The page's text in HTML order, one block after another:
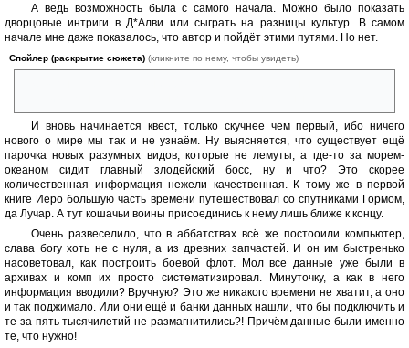
А ведь возможность была с самого начала. Можно было показать
дворцовые интриги в Д*Алви или сыграть на разницы культур. В самом
начале мне даже показалось, что автор и пойдёт этими путями. Но нет.
Спойлер (раскрытие сюжета) (кликните по нему, чтобы увидеть)
И вновь начинается квест, только скучнее чем первый, ибо ничего
нового о мире мы так и не узнаём. Ну выясняется, что существует ещё
парочка новых разумных видов, которые не лемуты, а где-то за морем-
океаном сидит главный злодейский босс, ну и что? Это скорее
количественная информация нежели качественная. К тому же в первой
книге Иеро большую часть времени путешествовал со спутниками Гормом,
да Лучар. А тут кошачьи воины присоединись к нему лишь ближе к концу.
Очень развеселило, что в аббатствах всё же постооили компьютер,
слава богу хоть не с нуля, а из древних запчастей. И он им быстренько
насоветовал, как построить боевой флот. Мол все данные уже были в
архивах и комп их просто систематизировал. Минуточку, а как в него
информация вводили? Вручную? Это же никакого времени не хватит, а оно
и так поджимало. Или они ещё и банки данных нашли, что бы подключить и
те за пять тысячилетий не размагнитились?! Причём данные были именно
те, что нужно!